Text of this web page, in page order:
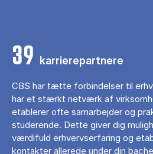
39 karrierepartnere
CBS har tætte forbindelser til
har et stærkt netværk af
etablerer ofte samarbejder og
studerende. Dette giver dig
værdifuld erhvervserfaring og
kontakter allerede under din